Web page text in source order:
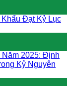
Đạt Kỷ Lục
Năm 2025: Định
Kỷ Nguyên